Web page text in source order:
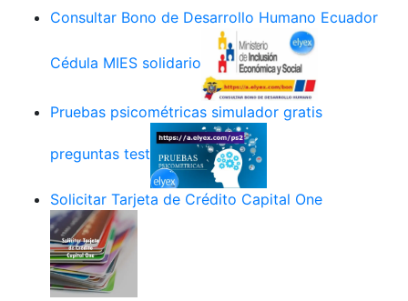
Consultar Bono de Desarrollo Humano Ecuador
Cédula MIES solidario
Pruebas psicométricas simulador gratis
preguntas test
Solicitar Tarjeta de Crédito Capital One